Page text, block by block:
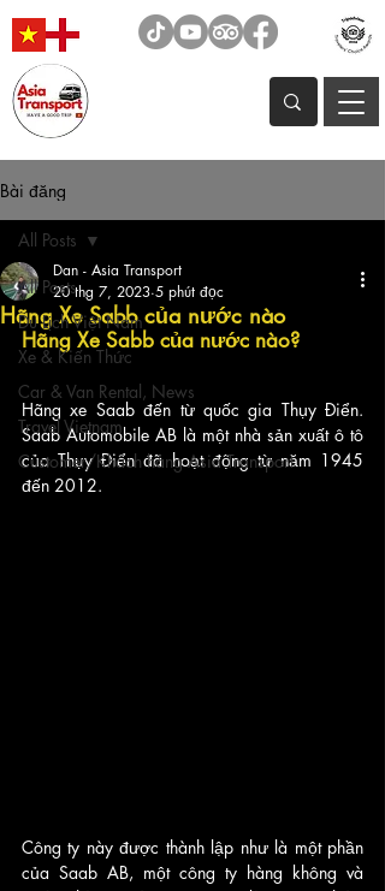
Bài đăng
All Posts
Du Lịch Việt Nam
Xe & Kiến Thức
Car & Van Rental, News
Travel Vietnam
Customer/Khách hàng Asia Transport
All Posts
Hãng Xe Sabb của nước nào
Dan - Asia Transport
20 thg 7, 2023 5 phút đọc
Hãng Xe Sabb của nước nào?
Hãng xe Saab đến từ quốc gia Thụy Điển.
Saab Automobile AB là một nhà sản xuất ô tô
của Thụy Điển đã hoạt động từ năm 1945
đến 2012.
Công ty này được thành lập như là một phần
của Saab AB, một công ty hàng không và